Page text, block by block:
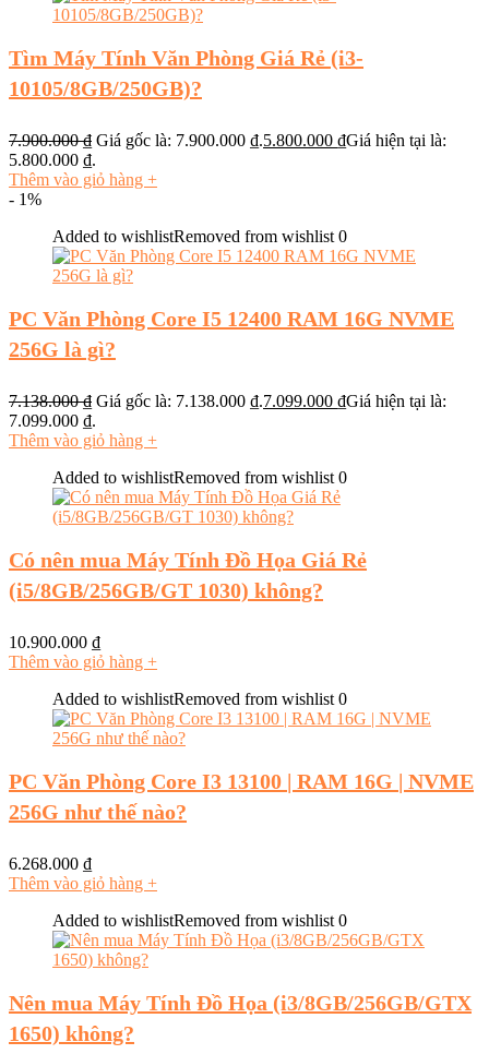
Tìm Máy Tính Văn Phòng Giá Rẻ (i3-
10105/8GB/250GB)?
7.900.000₫ Giá gốc là: 7.900.000 ₫.5.800.000 ₫Giá hiện tại là:
5.800.000 ₫.
Thêm vào giỏ hàng +
- 1%
Added to wishlistRemoved from wishlist 0
PC Văn Phòng Core I5 12400 RAM 16G NVME
256G là gì?
7.138.000₫ Giá gốc là: 7.138.000 ₫.7.099.000 ₫Giá hiện tại là:
7.099.000 ₫.
Thêm vào giỏ hàng +
Added to wishlistRemoved from wishlist 0
Có nên mua Máy Tính Đồ Họa Giá Rẻ
(i5/8GB/256GB/GT 1030) không?
10.900.000 ₫
Thêm vào giỏ hàng +
Added to wishlistRemoved from wishlist 0
PC Văn Phòng Core I3 13100 | RAM 16G | NVME
256G như thế nào?
6.268.000 ₫
Thêm vào giỏ hàng +
Added to wishlistRemoved from wishlist 0
Nên mua Máy Tính Đồ Họa (i3/8GB/256GB/GTX
1650) không?